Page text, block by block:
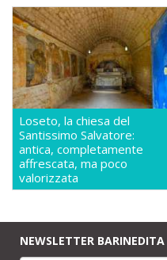
Loseto, la chiesa del
Santissimo Salvatore:
antica, completamente
affrescata, ma poco
valorizzata
NEWSLETTER BARINEDITA